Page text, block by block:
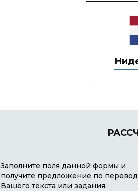
Заполните поля данной формы и
получите предложение по
Вашего текста или задания.